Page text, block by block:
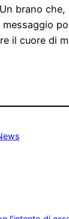
brano
il cuore di